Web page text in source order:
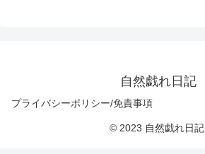
自然戯れ日記
プライバシーポリシー/免責事項
© 2023 自然戯れ日記.